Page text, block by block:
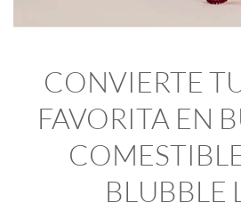
CONVIERTE
FAVORITA EN
BLUBBLE